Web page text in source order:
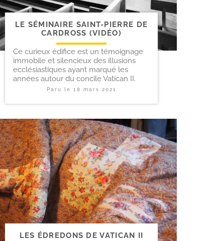
LE SÉMINAIRE SAINT-​PIERRE DE
CARDROSS (VIDÉO)
Ce curieux édifice est un témoignage
immobile et silencieux des illusions
ecclésiastiques ayant marqué les
années autour du concile Vatican II.
Paru le 18 mars 2021
LES ÉDREDONS DE VATICAN II